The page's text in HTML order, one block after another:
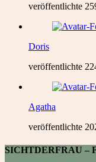
veröffentlichte
Doris
veröffentlichte
Agatha
veröffentlichte
SICHTDERFRAU –